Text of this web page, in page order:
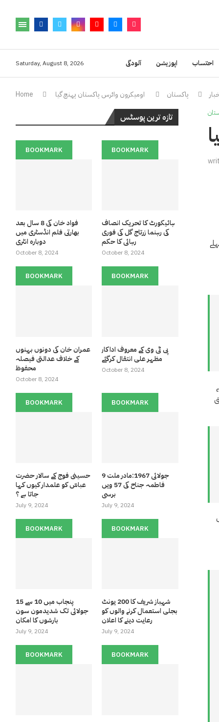
Saturday, August 8, 2026 آلودگی اپوزیشن احتساب
Home پاکستان اومیکرون وائرس پاکستان پہنچ گیا
تازہ ترین پوسٹس
BOOKMARK
فواد خان کی 8 سال بعد
بھارتی فلم انڈسٹری میں
دوبارہ انٹری
October 8, 2024
BOOKMARK
ہائیکورٹ کا تحریک انصاف
کی رہنما زرتاج گل کی فوری
رہائی کا حکم
October 8, 2024
BOOKMARK
عمران خان کی دونوں بہنوں
کے خلاف عدالتی فیصلہ
محفوظ
October 8, 2024
BOOKMARK
پی ٹی وی کے معروف اداکار
مظہر علی انتقال کرگئے
October 8, 2024
BOOKMARK
حسینی فوج کے سالار حضرت
عباسّ کو علمدار کیوں کہا
جاتا ہے ؟
July 9, 2024
BOOKMARK
9 جولائی 1967:مادر ملت
فاطمہ جناح کی 57 ویں
برسی
July 9, 2024
BOOKMARK
پنجاب میں 10 سے 15
جولائی تک شدیدمون سون
بارشوں کا امکان
July 9, 2024
BOOKMARK
شہباز شریف کا 200 یونٹ
بجلی استعمال کرنے والوں کو
رعایت دینے کا اعلان
July 9, 2024
BOOKMARK BOOKMARK